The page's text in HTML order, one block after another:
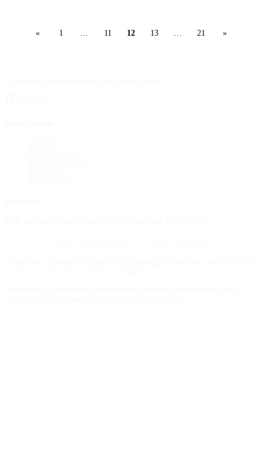
« 1 … 11 12 13 … 21 »